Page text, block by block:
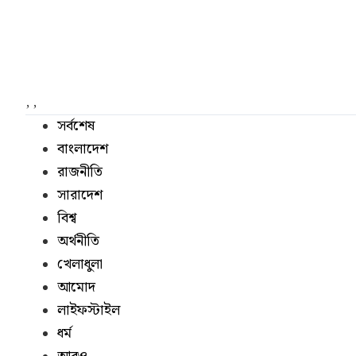
, ,
সর্বশেষ
বাংলাদেশ
রাজনীতি
সারাদেশ
বিশ্ব
অর্থনীতি
খেলাধুলা
আমোদ
লাইফস্টাইল
ধর্ম